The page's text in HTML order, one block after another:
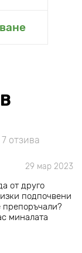
7 отзива
29 мар 2023
от друго
подпочвени
препоръчали?
миналата